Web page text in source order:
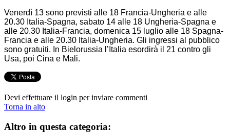
Venerdì 13 sono previsti alle 18 Francia-Ungheria e alle
20.30 Italia-Spagna, sabato 14 alle 18 Ungheria-Spagna e
alle 20.30 Italia-Francia, domenica 15 luglio alle 18 Spagna-
Francia e alle 20.30 Italia-Ungheria. Gli ingressi al pubblico
sono gratuiti. In Bielorussia l’Italia esordirà il 21 contro gli
Usa, poi Cina e Mali.
Devi effettuare il login per inviare commenti
Torna in alto
Altro in questa categoria: